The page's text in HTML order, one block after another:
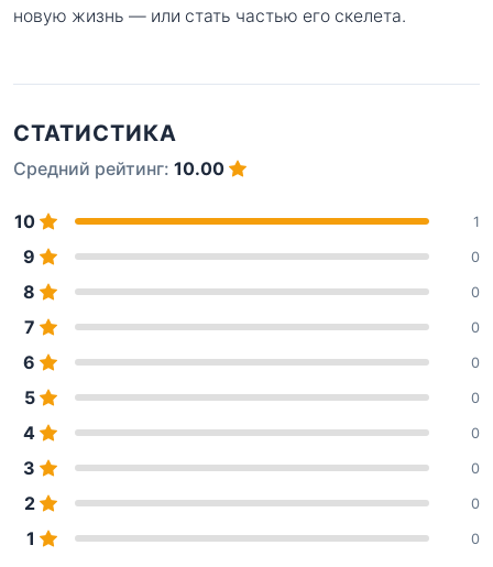
новую жизнь — или стать частью его скелета.
СТАТИСТИКА
Средний рейтинг: 10.00
10 1
9 0
8 0
7 0
6 0
5 0
4 0
3 0
2 0
1 0